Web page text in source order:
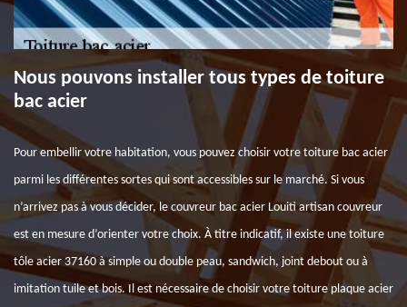
Nous pouvons installer tous types de toiture
bac acier
Pour embellir votre habitation, vous pouvez choisir votre toiture bac acier
parmi les différentes sortes qui sont accessibles sur le marché. Si vous
n’arrivez pas à vous décider, le couvreur bac acier Louiti artisan couvreur
est en mesure d’orienter votre choix. À titre indicatif, il existe une toiture
tôle acier 37160 à simple ou double peau, sandwich, joint debout ou à
imitation tuile et bois. Il est nécessaire de choisir votre toiture plaque acier